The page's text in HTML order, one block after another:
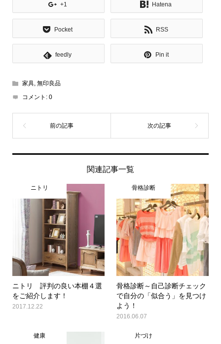
+1 Hatena
Pocket RSS
feedly Pin it
家具, 無印良品
コメント: 0
関連記事一覧
ニトリ
ニトリ 評判の良い本棚４選
をご紹介します！
2017.12.22
骨格診断
骨格診断～自己診断チェック
で自分の「似合う」を見つけ
よう！
2016.06.07
健康 片づけ